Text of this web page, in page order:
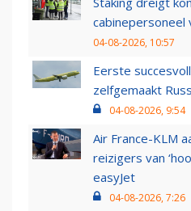
cabinepersoneel
04-08-2026, 10:57
Eerste
zelfgemaakt
04-08-2026, 9:54
Air France-KLM
reizigers van
easyJet
04-08-2026, 7:26